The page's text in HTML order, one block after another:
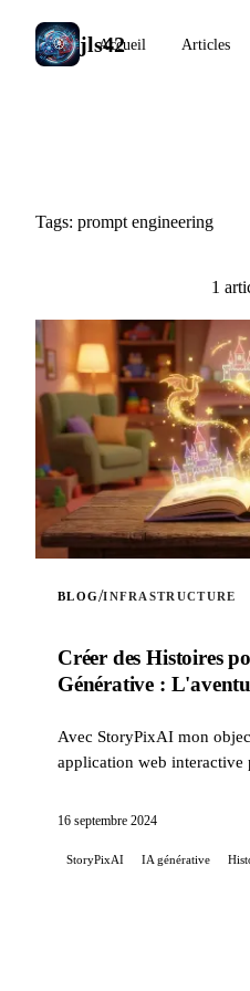
jls42
Accueil Articles
Tags: prompt engineering
1
BLOG/INFRASTRUCTURE
Créer des Histoires
Générative :
Avec StoryPixAI mon
application web interactive
16 septembre 2024
StoryPixAI IA générative